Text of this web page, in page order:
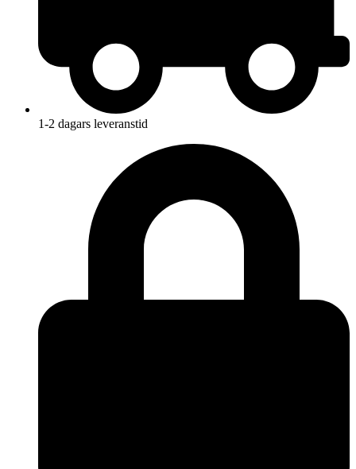
1-2 dagars leveranstid